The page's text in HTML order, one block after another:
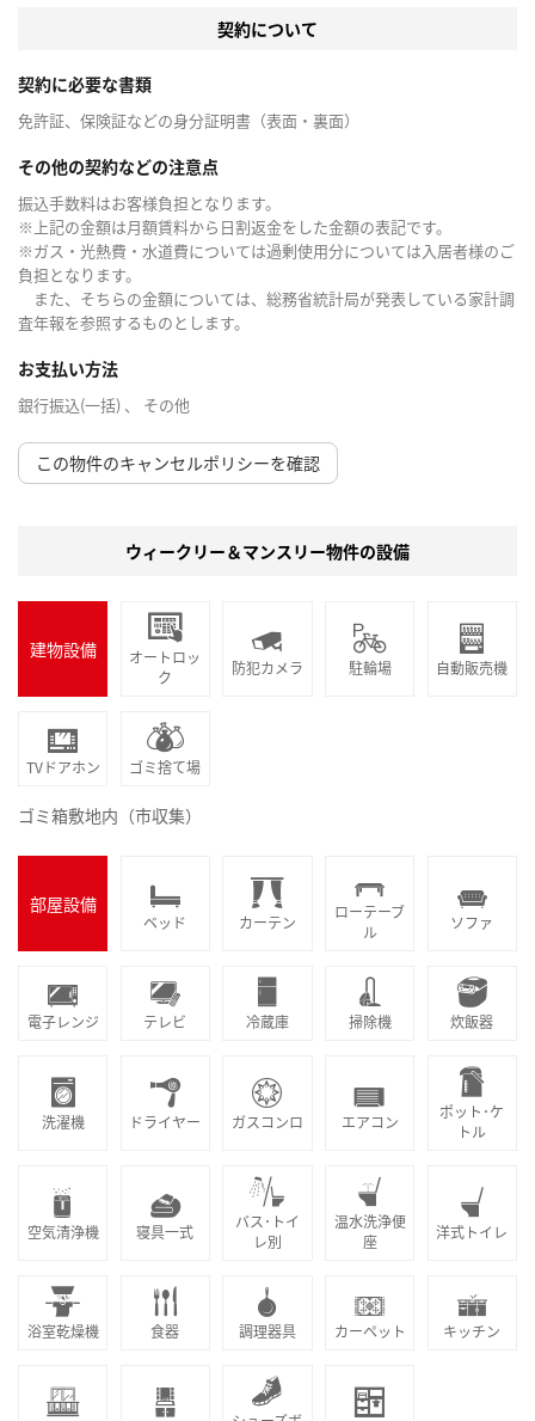
契約について
契約に必要な書類
免許証、保険証などの身分証明書（表面・裏面）
その他の契約などの注意点
振込手数料はお客様負担となります。
※上記の金額は月額賃料から日割返金をした金額の表記です。
※ガス・光熱費・水道費については過剰使用分については入居者様のご
負担となります。
また、そちらの金額については、総務省統計局が発表している家計調
査年報を参照するものとします。
お支払い方法
銀行振込(一括) 、 その他
この物件のキャンセルポリシーを確認
ウィークリー＆マンスリー物件の設備
建物設備
オートロッ
ク
防犯カメラ 駐輪場 自動販売機
TVドアホン ゴミ捨て場
ゴミ箱敷地内（市収集）
部屋設備
ベッド カーテン
ローテーブ
ル
ソファ
電子レンジ テレビ 冷蔵庫 掃除機 炊飯器
洗濯機 ドライヤー ガスコンロ エアコン
ポット･ケ
トル
空気清浄機 寝具一式
バス･トイ
レ別
温水洗浄便
座
洋式トイレ
浴室乾燥機 食器 調理器具 カーペット キッチン